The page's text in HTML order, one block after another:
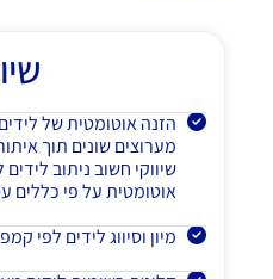
הזנה אוטומטית של
מערוצים שונים תוך
שיווקי חשוב ניתוב
אוטומטית על פי כללים
מיון וסיווג לידים לפי